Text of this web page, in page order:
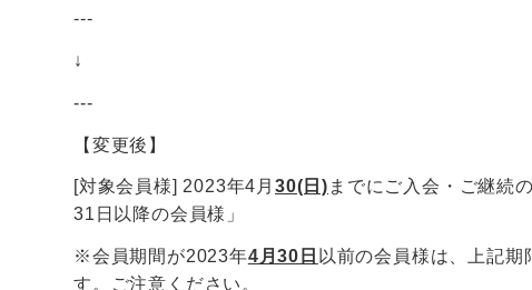
---
↓
---
【変更後】
[対象会員様] 2023年4月30(日) までにご入会・ご継続
31日以降の会員様」
※会員期間が2023年4月30日 以前の会員様は、上記期
す。ご注意ください。